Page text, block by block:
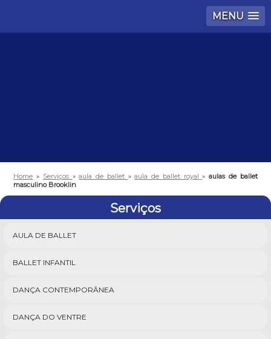
MENU
Home » Serviços »aula de ballet »aula de ballet royal»aulas de ballet
masculino Brooklin
Serviços
AULA DE BALLET
BALLET INFANTIL
DANÇA CONTEMPORÂNEA
DANÇA DO VENTRE